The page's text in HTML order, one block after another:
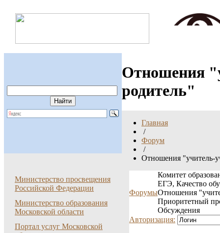
Отношения
родитель"
Главная
/
Форум
/
Отношения "учитель-
Министерство просвещения
Российской Федерации
Министерство образования
Московской области
Портал услуг Московской
Форумы
Комитет
ЕГЭ, Качество
Отношения
Приоритетный
Обсуждения
Авторизация: